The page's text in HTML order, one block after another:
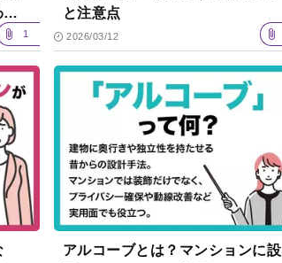
1
と注意点
2026/03/12
アルコーブとは？マンションに設